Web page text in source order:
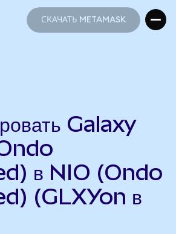
СКАЧАТЬ METAMASK
Galaxy
в NIO (Ondo
(GLXYon в